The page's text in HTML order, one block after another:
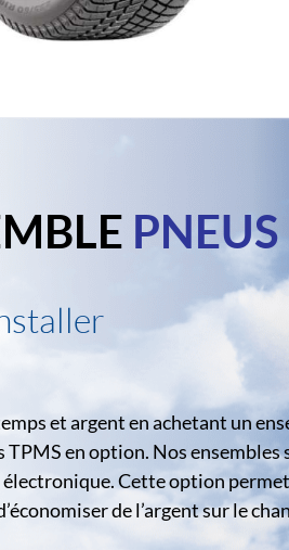
et argent en achetant un
TPMS en option. Nos
Cette option
de l’argent sur le